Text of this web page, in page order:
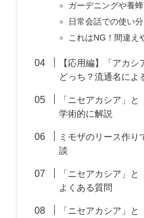
ガーデニングや養
日常会話での使い
これはNG！間違え
【応用編】「アカ
どっち？流通名によ
「ニセアカシア」
学術的に解説
ミモザのリース作り
談
「ニセアカシア」
よくある質問
「ニセアカシア」